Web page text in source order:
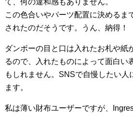
て、何の違和感もありません。
この色合いやパーツ配置に決めるま
されたのだそうです。うん、納得！
ダンボーの目と口は入れたお札や紙
るので、入れたものによって面白い
もしれません。SNSで自慢したい人
ます。
私は薄い財布ユーザーですが、